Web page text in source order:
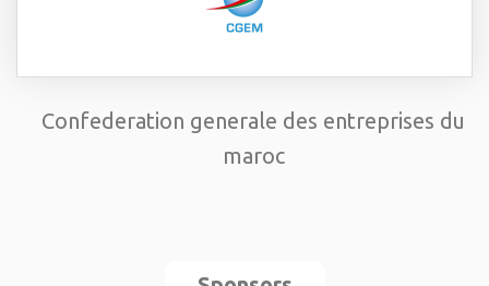
Confederation generale des entreprises du
maroc